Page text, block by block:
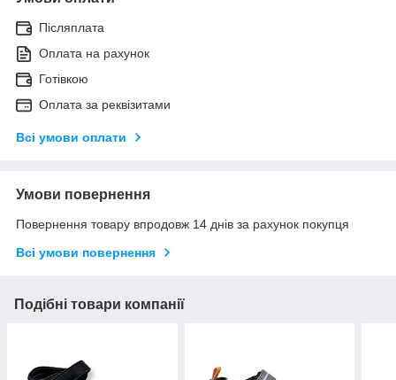
Післяплата
Оплата на рахунок
Готівкою
Оплата за реквізитами
Всі умови оплати
Умови повернення
Повернення товару впродовж 14 днів за рахунок покупця
Всі умови повернення
Подібні товари компанії